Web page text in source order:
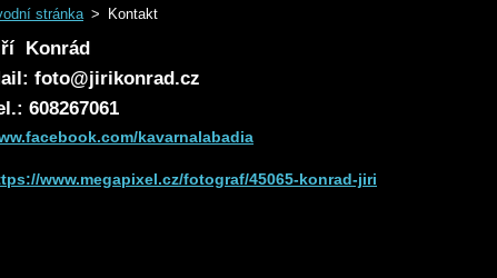
stránka > Kontakt
Konrád
foto@jirikonrad.cz
608267061
kavarnalabadia
www.megapixel.cz/fotograf/45065-konrad-jiri